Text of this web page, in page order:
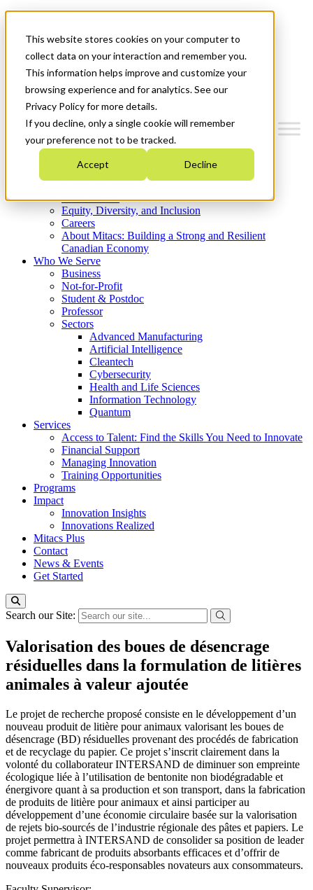
This website stores cookies on your computer to
collect data on your interaction and remember you.
This information helps improve and customize your
browsing experience and for analytics. See our
Privacy Policy for more details.
If you decline, only a single cookie will remember
your preference not to be tracked.
Accept Decline
News & Events
Get Started
Menu
Who We Are
Strategic Plan 2026-2030
What We Do
Equity, Diversity, and Inclusion
Careers
About Mitacs: Building a Strong and Resilient
Canadian Economy
Who We Serve
Business
Not-for-Profit
Student & Postdoc
Professor
Sectors
Advanced Manufacturing
Artificial Intelligence
Cleantech
Cybersecurity
Health and Life Sciences
Information Technology
Quantum
Services
Access to Talent: Find the Skills You Need to Innovate
Financial Support
Managing Innovation
Training Opportunities
Programs
Impact
Innovation Insights
Innovations Realized
Mitacs Plus
Contact
News & Events
Get Started
Search our Site:
Valorisation des boues de désencrage
résiduelles dans la formulation de litières
animales à valeur ajoutée
Le projet de recherche proposé consiste en le développement d’un
nouveau produit de litière pour animaux valorisant les boues de
désencrage (BD) résiduelles provenant des procédés de fabrication
et de recyclage du papier. Ce projet s’inscrit clairement dans la
volonté du collaborateur INTERSAND de diminuer son empreinte
écologique liée à l’utilisation de bentonite non biodégradable et
énergivore quant à sa production et son transport, dans la fabrication
de produits de litière pour animaux et ainsi participer au
développement d’une économie circulaire basée sur la valorisation
de rejets bio-sourcés de l’industrie régionale des pâtes et papiers. Le
projet permettra à INTERSAND de consolider sa position de leader
comme fabricant de produits absorbants efficaces et d’offrir de
nouveaux produits éco-responsables novateurs aux consommateurs.